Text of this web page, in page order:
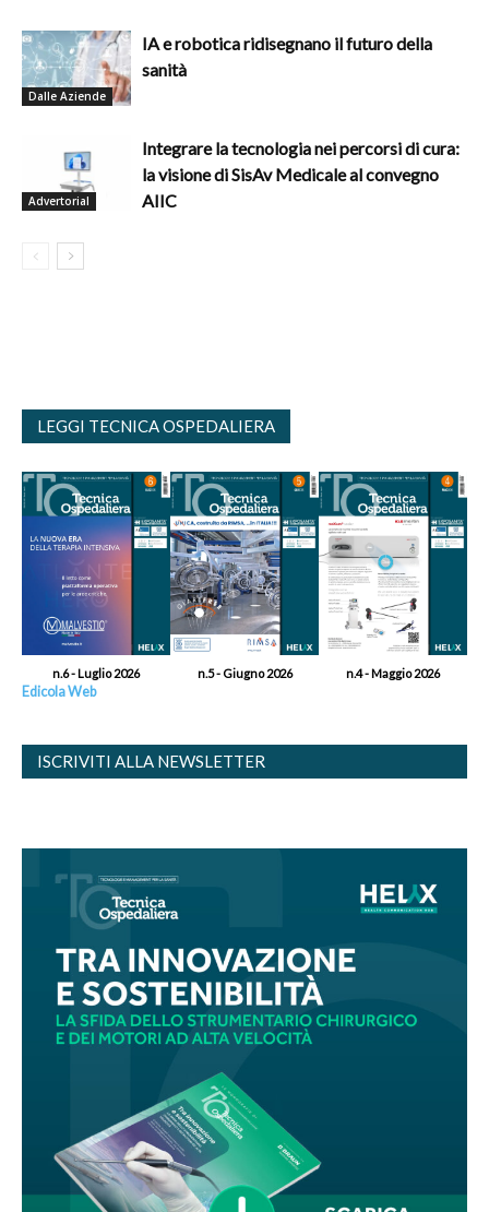
Dalle Aziende
IA e robotica ridisegnano il futuro della
sanità
Advertorial
Integrare la tecnologia nei percorsi di cura:
la visione di SisAv Medicale al convegno
AIIC
LEGGI TECNICA OSPEDALIERA
n.6 - Luglio 2026 n.5 - Giugno 2026 n.4 - Maggio 2026
Edicola Web
ISCRIVITI ALLA NEWSLETTER